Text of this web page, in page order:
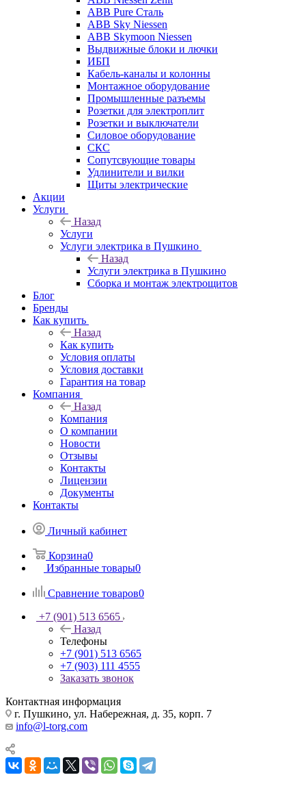
ABB Pure Сталь
ABB Sky Niessen
ABB Skymoon Niessen
Выдвижные блоки и лючки
ИБП
Кабель-каналы и колонны
Монтажное оборудование
Промышленные разъемы
Розетки для электроплит
Розетки и выключатели
Силовое оборудование
СКС
Сопутсвующие товары
Удлинители и вилки
Щиты электрические
Акции
Услуги
Назад
Услуги
Услуги электрика в Пушкино
Назад
Услуги электрика в Пушкино
Сборка и монтаж электрощитов
Блог
Бренды
Как купить
Назад
Как купить
Условия оплаты
Условия доставки
Гарантия на товар
Компания
Назад
Компания
О компании
Новости
Отзывы
Контакты
Лицензии
Документы
Контакты
Личный кабинет
Корзина0
Избранные товары0
Сравнение товаров0
+7 (901) 513 6565
Назад
Телефоны
+7 (901) 513 6565
+7 (903) 111 4555
Заказать звонок
Контактная информация
г. Пушкино, ул. Набережная, д. 35, корп. 7
info@l-torg.com